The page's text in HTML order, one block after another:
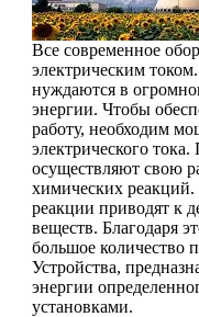
Все современное
электрическим
нуждаются в
энергии. Чтобы
работу, необходим
электрического
осуществляют свою
химических
реакции приводят к
веществ. Благодаря
большое количество
Устройства,
энергии
установками.